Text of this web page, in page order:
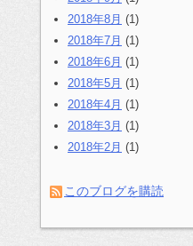
2018年8月 (1)
2018年7月 (1)
2018年6月 (1)
2018年5月 (1)
2018年4月 (1)
2018年3月 (1)
2018年2月 (1)
このブログを購読